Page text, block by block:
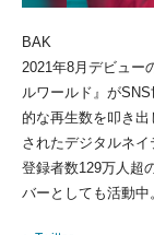
BAK
2021年8月デビュー
ルワールド』が
的な再生数を叩き
されたデジタルネ
登録者数129万人超
バーとしても活動中